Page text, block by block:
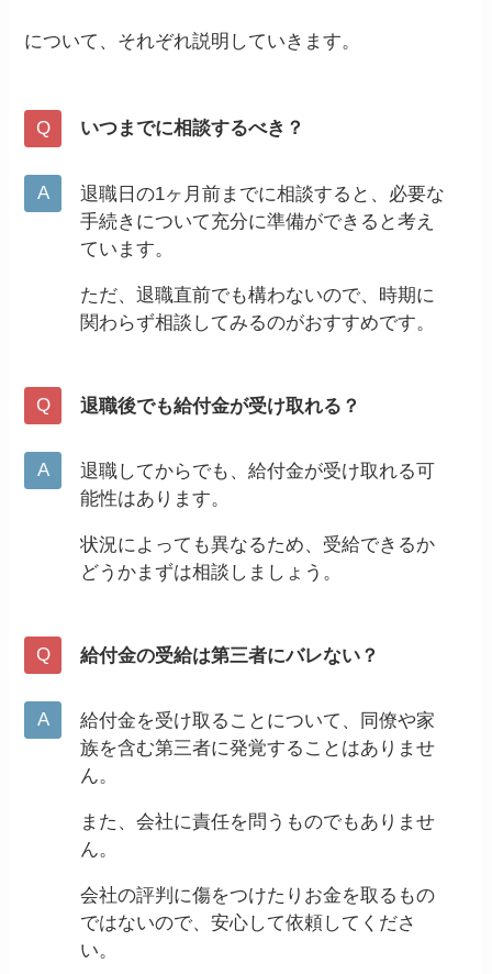
について、それぞれ説明していきます。
いつまでに相談するべき？
退職日の1ヶ月前までに相談すると、必要な
手続きについて充分に準備ができると考え
ています。
ただ、退職直前でも構わないので、時期に
関わらず相談してみるのがおすすめです。
退職後でも給付金が受け取れる？
退職してからでも、給付金が受け取れる可
能性はあります。
状況によっても異なるため、受給できるか
どうかまずは相談しましょう。
給付金の受給は第三者にバレない？
給付金を受け取ることについて、同僚や家
族を含む第三者に発覚することはありませ
ん。
また、会社に責任を問うものでもありませ
ん。
会社の評判に傷をつけたりお金を取るもの
ではないので、安心して依頼してくださ
い。